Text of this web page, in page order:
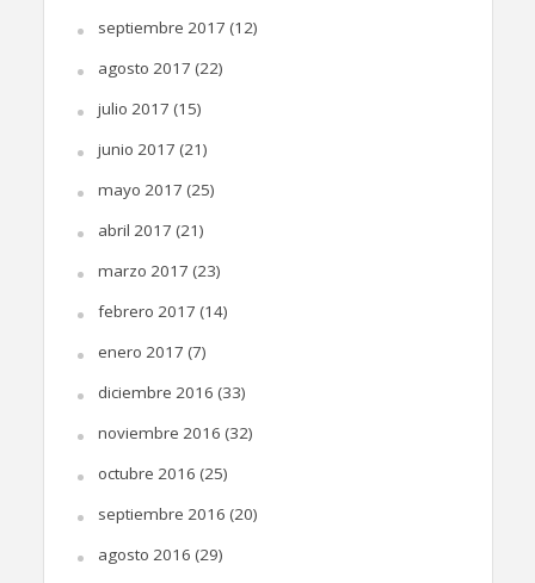
septiembre 2017 (12)
agosto 2017 (22)
julio 2017 (15)
junio 2017 (21)
mayo 2017 (25)
abril 2017 (21)
marzo 2017 (23)
febrero 2017 (14)
enero 2017 (7)
diciembre 2016 (33)
noviembre 2016 (32)
octubre 2016 (25)
septiembre 2016 (20)
agosto 2016 (29)